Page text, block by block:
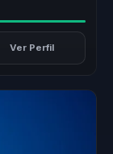
Ver Perfil